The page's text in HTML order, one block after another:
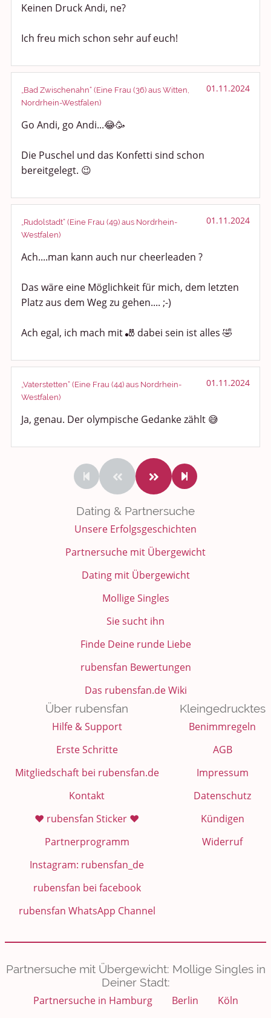
Keinen Druck Andi, ne?
Ich freu mich schon sehr auf euch!
„Bad Zwischenahn“ (Eine Frau (36) aus Witten,
Nordrhein-Westfalen)
01.11.2024
Go Andi, go Andi...😂🥳
Die Puschel und das Konfetti sind schon
bereitgelegt. 😉
„Rudolstadt“ (Eine Frau (49) aus Nordrhein-
Westfalen)
01.11.2024
Ach....man kann auch nur cheerleaden ?
Das wäre eine Möglichkeit für mich, dem letzten
Platz aus dem Weg zu gehen.... ;-)
Ach egal, ich mach mit 🎳 dabei sein ist alles 🤣
„Vaterstetten“ (Eine Frau (44) aus Nordrhein-
Westfalen)
01.11.2024
Ja, genau. Der olympische Gedanke zählt 😅
Dating & Partnersuche
Unsere Erfolgsgeschichten
Partnersuche mit Übergewicht
Dating mit Übergewicht
Mollige Singles
Sie sucht ihn
Finde Deine runde Liebe
rubensfan Bewertungen
Das rubensfan.de Wiki
Über rubensfan
Hilfe & Support
Erste Schritte
Mitgliedschaft bei rubensfan.de
Kontakt
❤️ rubensfan Sticker ❤️
Partnerprogramm
Instagram: rubensfan_de
rubensfan bei facebook
rubensfan WhatsApp Channel
Kleingedrucktes
Benimmregeln
AGB
Impressum
Datenschutz
Kündigen
Widerruf
Partnersuche mit Übergewicht: Mollige Singles in
Deiner Stadt:
Partnersuche in Hamburg
Berlin
Köln